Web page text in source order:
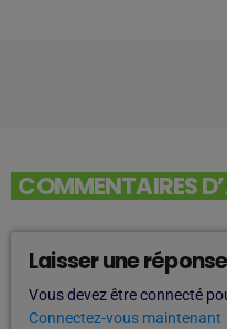
COMMENTAIRES
Laisser une réponse
Vous devez être connecté
Connectez-vous maintenant